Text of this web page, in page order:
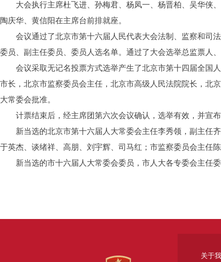
大会执行主席杜飞进、孙梅君、杨凤一、杨晋柏、吴华侠、
陶庆华、黄信阳在主席台前排就座。
会议通过了北京市第十六届人民代表大会法制、监察和司法
委员、副主任委员、委员人选名单。通过了大会选举总监票人
会议采取无记名投票方式选举产生了北京市第十四届全国人
市长，北京市监察委员会主任，北京市高级人民法院院长，北
大常委会批准。
计票结束后，经主席团第六次会议确认，选举有效，并宣
新当选的北京市第十六届人大常委会主任李秀领，副主任齐
于英杰、谈绪祥、高朋、刘宇辉、司马红；市监察委员会主任
新当选的市十六届人大常委会委员，市人大各专委会主任
关于